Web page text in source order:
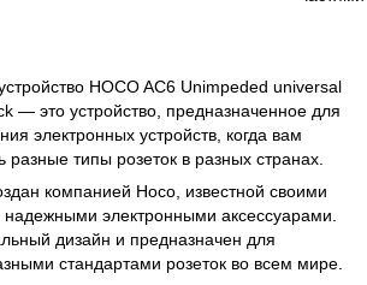
HOCO AC6 Unimpeded universal
— это устройство, предназначенное для
электронных устройств, когда вам
разные типы розеток в разных странах.
компанией Hoco, известной своими
электронными аксессуарами.
дизайн и предназначен для
стандартами розеток во всем мире.